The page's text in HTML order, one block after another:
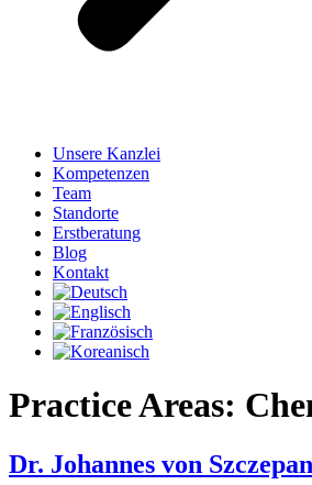
Unsere Kanzlei
Kompetenzen
Team
Standorte
Erstberatung
Blog
Kontakt
Practice Areas:
Dr. Johannes von